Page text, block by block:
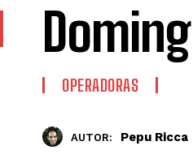
OPERADORAS
AUTOR: Pepu Ricca